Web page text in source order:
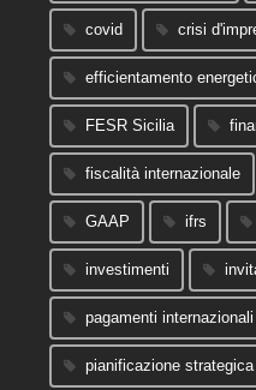
covid crisi
efficientamento
FESR Sicilia
fiscalità internazionale
GAAP ifrs
investimenti
pagamenti internazionali
pianificazione strategica